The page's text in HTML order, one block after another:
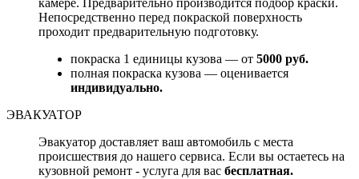
камере. Предварительно производится подбор краски.
Непосредственно перед покраской поверхность
проходит предварительную подготовку.
покраска 1 единицы кузова — от 5000 руб.
полная покраска кузова — оценивается
индивидуально.
ЭВАКУАТОР
Эвакуатор доставляет ваш автомобиль с места
происшествия до нашего сервиса. Если вы остаетесь на
кузовной ремонт - услуга для вас бесплатная.